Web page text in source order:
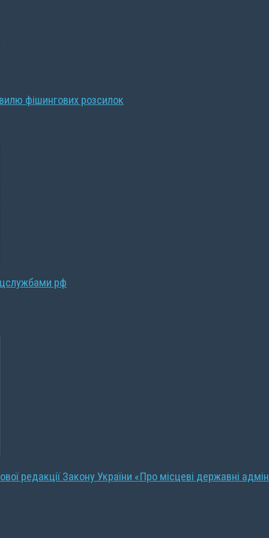
фішингових розсилок
рф
редакції Закону України «Про місцеві державні